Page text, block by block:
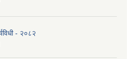
- २०८२